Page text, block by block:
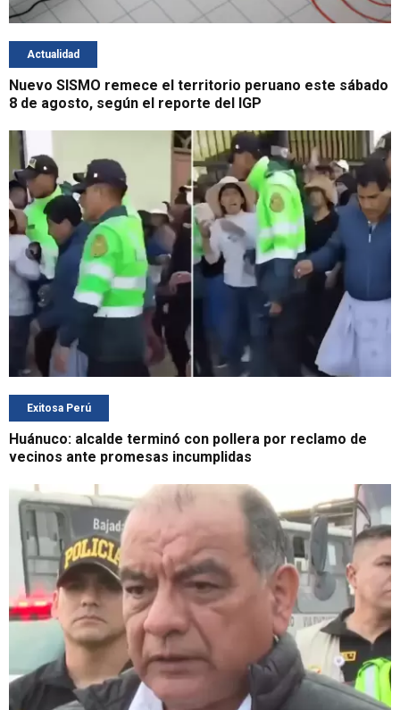
Actualidad
Nuevo SISMO remece el territorio peruano este sábado
8 de agosto, según el reporte del IGP
Exitosa Perú
Huánuco: alcalde terminó con pollera por reclamo de
vecinos ante promesas incumplidas